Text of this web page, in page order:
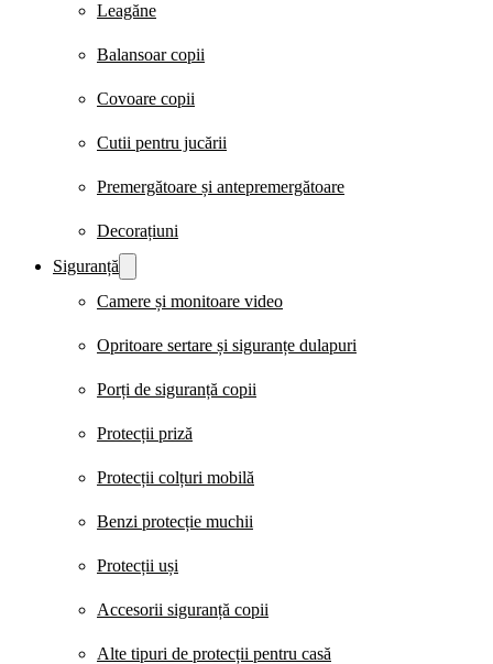
Leagăne
Balansoar copii
Covoare copii
Cutii pentru jucării
Premergătoare și antepremergătoare
Decorațiuni
Siguranță
Camere și monitoare video
Opritoare sertare și siguranțe dulapuri
Porți de siguranță copii
Protecții priză
Protecții colțuri mobilă
Benzi protecție muchii
Protecții uși
Accesorii siguranță copii
Alte tipuri de protecții pentru casă